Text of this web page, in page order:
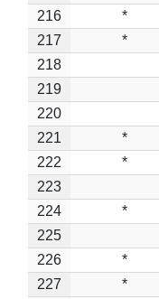
216
*
217
*
218
219
220
221
*
222
*
223
224
*
225
226
*
227
*